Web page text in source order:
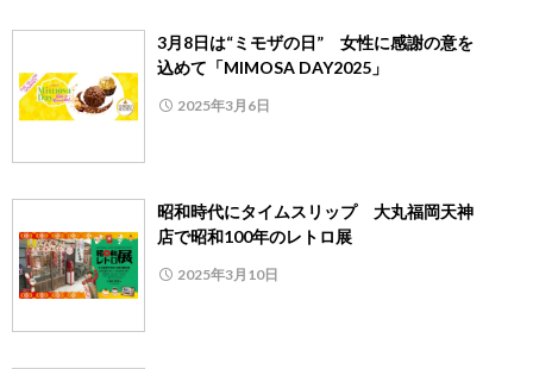
3月8日は“ミモザの日” 女性に感謝の意を
込めて「MIMOSA DAY2025」
2025年3月6日
昭和時代にタイムスリップ 大丸福岡天神
店で昭和100年のレトロ展
2025年3月10日